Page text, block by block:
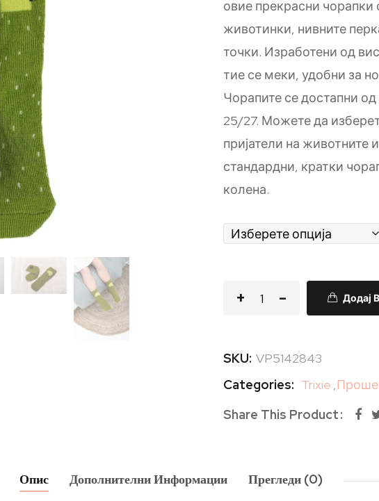
овие прекрасни чорапки
животинки, нивните
точки. Изработени од
тие се меки, удобни за
Чорапите се достапни
25/27. Можете да
пријатели на животните
стандардни, кратки
колена.
Додај
SKU: VP5142843
Categories: Trixie ,
Share This Product
Опис Дополнителни Информации Прегледи (0)